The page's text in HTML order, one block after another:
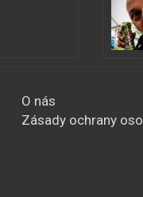
O nás
Zásady ochrany